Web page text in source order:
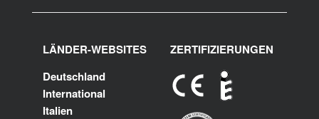
LÄNDER-WEBSITES
Deutschland
International
Italien
ZERTIFIZIERUNGEN